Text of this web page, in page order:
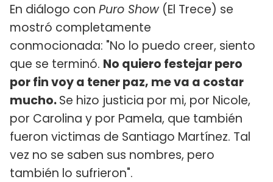
En diálogo con Puro Show(El Trece) se
mostró completamente
conmocionada: "No lo puedo creer, siento
que se terminó. No quiero festejar pero
por fin voy a tener paz, me va a costar
mucho.Se hizo justicia por mi, por Nicole,
por Carolina y por Pamela, que también
fueron victimas de Santiago Martínez. Tal
vez no se saben sus nombres, pero
también lo sufrieron".